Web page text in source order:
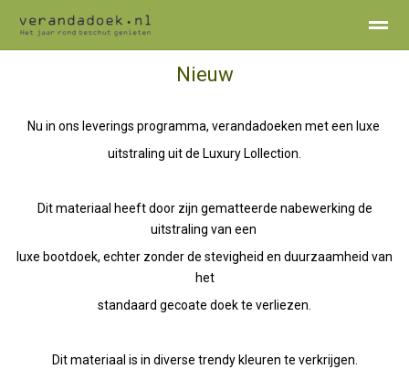
werkwijze
Nieuw
Nu in ons leverings programma, verandadoeken met een luxe
uitstraling uit de Luxury Lollection.
Dit materiaal heeft door zijn gematteerde nabewerking de
uitstraling van een
luxe bootdoek, echter zonder de stevigheid en duurzaamheid van
het
standaard gecoate doek te verliezen.
Dit materiaal is in diverse trendy kleuren te verkrijgen.